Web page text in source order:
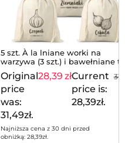
5 szt. À la lniane worki na
warzywa (3 szt.) i bawełniane
na zakupy (2 szt.)
Original
price
was:
31,49zł.
28,39 złCurrent
price is:
28,39zł.
Najniższa cena z 30 dni przed
obniżką:28,39zł.